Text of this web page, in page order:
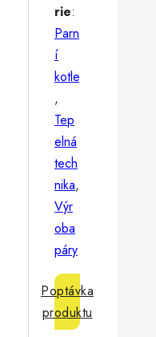
rie:
Parn
í
kotle
,
Tep
elná
tech
nika,
Výr
oba
páry
Poptávka
produktu